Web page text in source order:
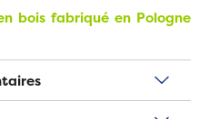
bois fabriqué en Pologne